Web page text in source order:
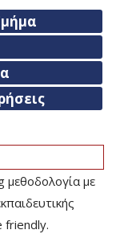
μεθοδολογία με
friendly.